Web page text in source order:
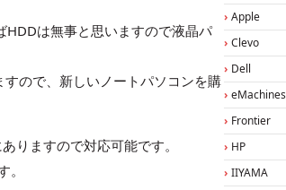
HDDは無事と思いますので液晶パ
ので、新しいノートパソコンを購
りますので対応可能です。
Apple
Clevo
Dell
eMachines
Frontier
HP
IIYAMA